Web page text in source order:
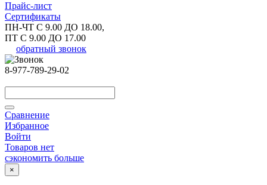
Прайс-лист
Сертификаты
ПН-ЧТ С 9.00 ДО 18.00,
ПТ С 9.00 ДО 17.00
обратный звонок
8-977-789-29-02
Сравнение
Избранное
Войти
Товаров нет
сэкономить больше
×